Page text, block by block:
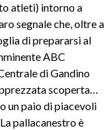
atleti) intorno a
segnale che, oltre a
di prepararsi al
ABC
di Gandino
scoperta…
un paio di piacevoli
pallacanestro è